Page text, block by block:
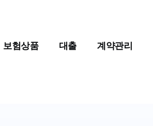
보험상품 대출 계약관리